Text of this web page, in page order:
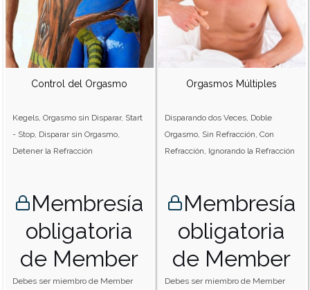
Control del Orgasmo
Kegels, Orgasmo sin Disparar, Start
- Stop, Disparar sin Orgasmo,
Detener la Refracción
Membresía
obligatoria
de Member
Debes ser miembro de Member
Orgasmos Múltiples
Disparando dos Veces, Doble
Orgasmo, Sin Refracción, Con
Refracción, Ignorando la Refracción
Membresía
obligatoria
de Member
Debes ser miembro de Member